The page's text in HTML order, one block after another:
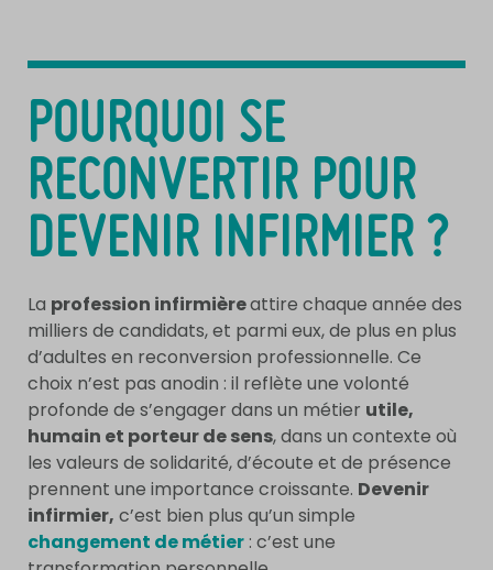
POURQUOI SE
RECONVERTIR POUR
DEVENIR INFIRMIER ?
La profession infirmièreattire chaque année des
milliers de candidats, et parmi eux, de plus en plus
d’adultes en reconversion professionnelle. Ce
choix n’est pas anodin : il reflète une volonté
profonde de s’engager dans un métier utile,
humain et porteur de sens, dans un contexte où
les valeurs de solidarité, d’écoute et de présence
prennent une importance croissante. Devenir
infirmier, c’est bien plus qu’un simple
changement de métier : c’est une